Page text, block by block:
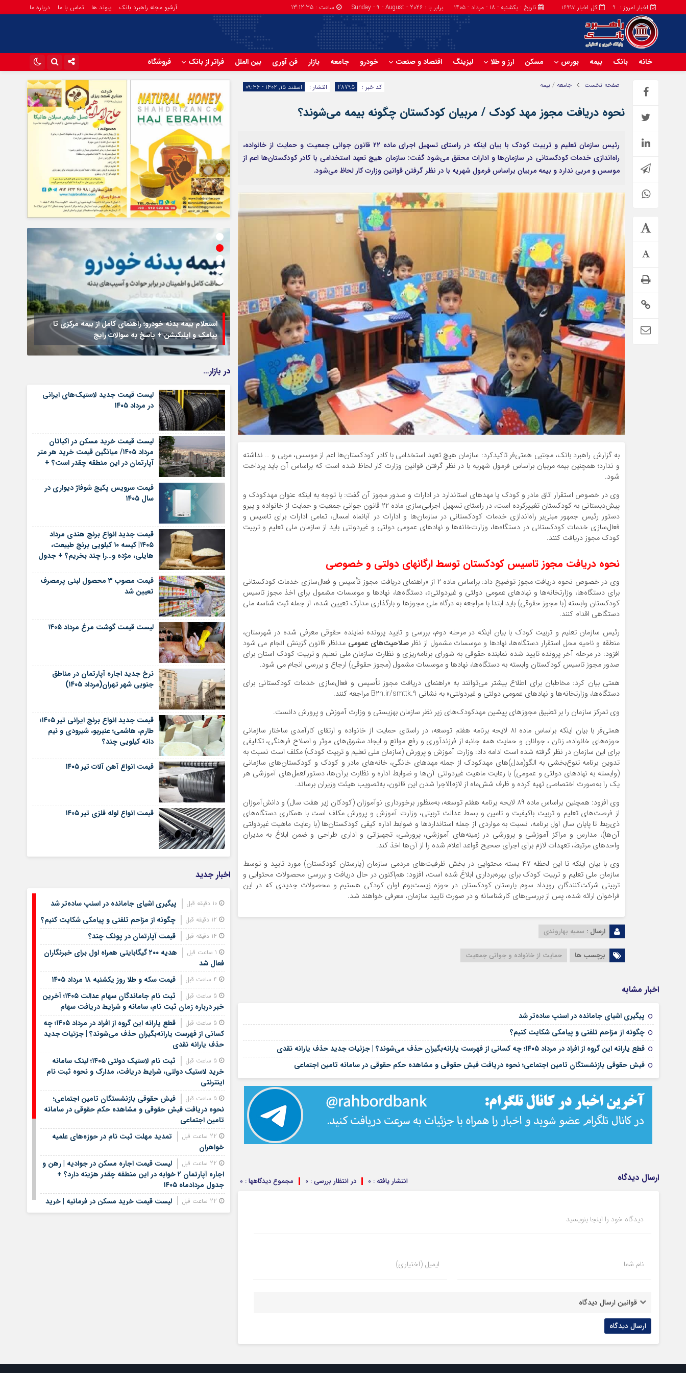
کل اخبار 16997 اخبار امروز : 9 تاریخ : یکشنبه - ۱۸ - مرداد - ۱۴۰۵ برابر با : Sunday - 9 - August - 2026 ساعت : 13:12:36 آرشیو مجله راهبرد بانک پیوند ها تماس با ما درباره ما
خانه بانک بیمه بورس مسکن ارز و طلا لیزینگ اقتصاد و صنعت خودرو جامعه بازار فن آوری بین الملل فراتر از بانک فروشگاه
اینستاگرام
تلگرام
آپارات
صفحه نخست جامعه / بیمه انتشار : اسفند ۱۵, ۱۴۰۲ - ۰۹:۳۶ کد خبر : 28795
نحوه دریافت مجوز مهد کودک / مربیان کودکستان چگونه بیمه می‌شوند؟
رئیس سازمان تعلیم و تربیت کودک با بیان اینکه در راستای تسهیل اجرای ماده ۲۲ قانون جوانی جمعیت و حمایت از خانواده،
راه‌اندازی خدمات کودکستانی در سازمان‌ها و ادارات محقق می‌شود گفت: سازمان هیچ تعهد استخدامی با کادر کودکستان‌ها اعم از
موسس و مربی ندارد و بیمه مربیان براساس فرمول شهریه با در نظر گرفتن قوانین وزارت کار لحاظ می‌شود.
به گزارش راهبرد بانک، مجتبی همتی‌فر تاکیدکرد: سازمان هیچ تعهد استخدامی با کادر کودکستان‌ها اعم از موسس، مربی و … نداشته
و ندارد؛ همچنین بیمه مربیان براساس فرمول شهریه با در نظر گرفتن قوانین وزارت کار لحاظ شده است که براساس آن باید پرداخت
شود.
وی در خصوص استقرار اتاق مادر و کودک یا مهدهای استاندارد در ادارات و صدور مجوز آن گفت: با توجه به اینکه عنوان مهدکودک و
پیش‌دبستانی به کودکستان تغییرکرده است، در راستای تسهیل اجرایی‌سازی ماده ۲۲ قانون جوانی جمعیت و حمایت از خانواده و پیرو
دستور رئیس جمهور مبنی‌بر راه‌اندازی خدمات کودکستانی در سازمان‌ها و ادارات در آبانماه امسال، تمامی ادارات برای تاسیس و
فعال‌سازی خدمات کودکستانی در دستگاه‌ها، وزارت‌خانه‌ها و نهادهای عمومی دولتی و غیردولتی باید از سازمان ملی تعلیم و تربیت
کودک مجوز دریافت کنند.
نحوه دریافت مجوز تاسیس کودکستان توسط ارگانهای دولتی و خصوصی
وی در خصوص نحوه دریافت مجوز توضیح داد: براساس ماده ۲ از «راهنمای دریافت مجوز تأسیس و فعال‌سازی خدمات کودکستانی
برای دستگاه‌ها، وزارتخانه‌ها و نهادهای عمومی دولتی و غیردولتی»، دستگاه‌ها، نهادها و موسسات مشمول برای اخذ مجوز تاسیس
کودکستان وابسته (با مجوز حقوقی) باید ابتدا با مراجعه به درگاه ملی مجوزها و بارگذاری مدارک تعیین شده، از جمله ثبت شناسه ملی
دستگاهی اقدام کنند.
رئیس سازمان تعلیم و تربیت کودک با بیان اینکه در مرحله دوم، بررسی و تایید پرونده نماینده حقوقی معرفی شده در شهرستان،
منطقه و ناحیه محل استقرار دستگاه‌ها، نهادها و موسسات مشمول از نظر صلاحیت‌های عمومی مدنظر قانون گزینش انجام می شود
افزود: در مرحله آخر پرونده تایید شده نماینده حقوقی به شورای برنامه‌ریزی و نظارت سازمان ملی تعلیم و تربیت کودک استان برای
صدور مجوز تاسیس کودکستان وابسته به دستگاه‌ها، نهادها و موسسات مشمول (مجوز حقوقی) ارجاع و بررسی انجام می شود.
همتی بیان کرد: مخاطبان برای اطلاع بیشتر می‌توانند به «راهنمای دریافت مجوز تأسیس و فعال‌سازی خدمات کودکستانی برای
دستگاه‌ها، وزارتخانه‌ها و نهادهای عمومی دولتی و غیردولتی» به نشانی B۲n.ir/smttk.۹ مراجعه کنند.
وی تمرکز سازمان را بر تطبیق مجوزهای پیشین مهدکودک‌های زیر نظر سازمان بهزیستی و وزارت آموزش و پرورش دانست.
همتی‌فر با بیان اینکه براساس ماده ۸۱ لایحه برنامه هفتم توسعه، در راستای حمایت از خانواده و ارتقای کارآمدی ساختار سازمانی
حوزه‌های خانواده، زنان ، جوانان و حمایت همه جانبه از فرزندآوری و رفع موانع و ایجاد مشوق‌های موثر و اصلاح فرهنگی، تکالیفی
برای این سازمان در نظر گرفته شده است ادامه داد: وزارت آموزش و پرورش (سازمان ملی تعلیم و تربیت کودک) مکلف است نسبت به
تدوین برنامه تنوع‌بخشی به الگو(مدل)های مهدکودک از جمله مهدهای خانگی، خانه‌های مادر و کودک و کودکستان‌های سازمانی
(وابسته به نهادهای دولتی و عمومی) با رعایت ماهیت غیردولتی آن‌ها و ضوابط اداره و نظارت برآن‌ها، دستورالعمل‌های آموزشی هر
یک را به‌صورت اختصاصی تهیه کرده و ظرف شش‌ماه از لازم‌الاجرا شدن این قانون، به‌تصویب هیئت وزیران برساند.
وی افزود: همچنین براساس ماده ۸۹ لایحه برنامه هفتم توسعه، به‌منظور برخورداری نوآموزان (کودکان زیر هفت سال) و دانش‌آموزان
از فرصت‌های تعلیم و تربیت باکیفیت و تامین و بسط عدالت تربیتی، وزارت آموزش و پرورش مکلف است با همکاری دستگاه‌های
ذی‌ربط تا پایان سال اول برنامه، نسبت به مواردی از جمله استانداردها و ضوابط اداره کیفی کودکستان‌ها (با رعایت ماهیت غیردولتی
آن‌ها)، مدارس و مراکز آموزشی و پرورشی در زمینه‌های آموزشی، پرورشی، تجهیزاتی و اداری طراحی و ضمن ابلاغ به مدیران
واحدهای مرتبط، تعهدات لازم برای اجرای صحیح قواعد اعلام شده را از آن‌ها اخذ کند.
وی با بیان اینکه تا این لحظه ۴۷ بسته محتوایی در بخش ظرفیت‌های مردمی سازمان (یارستان کودکستان) مورد تایید و توسط
سازمان ملی تعلیم و تربیت کودک برای بهره‌برداری ابلاغ شده است، افزود: هم‌اکنون در حال دریافت و بررسی محصولات محتوایی و
تربیتی شرکت‌کنندگان رویداد سوم یارستان کودکستان در حوزه زیست‌بوم اوان کودکی هستیم و محصولات جدیدی که در این
فراخوان ارائه شده، پس از بررسی‌های کارشناسانه و در صورت تایید سازمان، معرفی خواهند شد.
ارسال : سمیه بهاروندی
برچسب ها حمایت از خانواده و جوانی جمعیت
اخبار مشابه
پیگیری اشیای جامانده در اسنپ ساده‌تر شد
چگونه از مزاحم تلفنی و پیامکی شکایت کنیم؟
قطع یارانه این گروه از افراد در مرداد ۱۴۰۵؛ چه کسانی از فهرست یارانه‌بگیران حذف می‌شوند؟ | جزئیات جدید حذف یارانه نقدی
فیش حقوقی بازنشستگان تامین اجتماعی؛ نحوه دریافت فیش حقوقی و مشاهده حکم حقوقی در سامانه تامین اجتماعی
ارسال دیدگاه مجموع دیدگاهها : 0 در انتظار بررسی : 0 انتشار یافته : 0
دیدگاه خود را اینجا بنویسید
نام شما ایمیل (اختیاری)
قوانین ارسال دیدگاه
تمدید خودکار بیمه سلامت دهک‌های اقتصادی ۱ تا ۵ تهران
وام فوری بی دردسر بدون ضامن قرض الحسنه | شرایط
دریافت تسهیلات سریع و کم‌بهره | جزئیات ثبت درخواست
وام آسان
استعلام بیمه بدنه خودرو؛ راهنمای کامل از بیمه مرکزی تا
پیامک و اپلیکیشن + پاسخ به سوالات رایج
در بازار…
لیست قیمت جدید لاستیک‌های ایرانی
در مرداد ۱۴۰۵
لیست قیمت خرید مسکن در اکباتان
مرداد ۱۴۰۵/ میانگین قیمت خرید هر متر
آپارتمان در این منطقه چقدر است؟ +
قیمت سرویس پکیج شوفاژ دیواری در
سال ۱۴۰۵
قیمت جدید انواع برنج هندی مرداد
۱۴۰۵| کیسه ۱۰ کیلویی برنج طبیعت،
هایلی، مژده و…را چند بخریم؟ + جدول
قیمت مصوب ۳ محصول لبنی پرمصرف
تعیین شد
لیست قیمت گوشت مرغ مرداد ۱۴۰۵
نرخ جدید اجاره آپارتمان در مناطق
جنوبی شهر تهران(مرداد ۱۴۰۵)
قیمت جدید انواع برنج ایرانی تیر ۱۴۰۵؛
طارم، هاشمی؛ عنبربو، شیرودی و نیم
دانه کیلویی چند؟
قیمت انواع آهن آلات تیر ۱۴۰۵
قیمت انواع لوله فلزی تیر ۱۴۰۵
اخبار جدید
10 دقیقه قبل پیگیری اشیای جامانده در اسنپ ساده‌تر شد
چگونه از مزاحم تلفنی و پیامکی شکایت کنیم؟
قیمت آپارتمان در پونک چند؟
هدیه ۲۰۰ گیگابایتی همراه اول برای خبرنگاران
فعال شد
قیمت سکه و طلا روز یکشنبه ۱۸ مرداد ۱۴۰۵
5 ساعت قبل
ثبت نام جاماندگان سهام عدالت ۱۴۰۵؛ آخرین
خبر درباره زمان ثبت نام، سامانه و شرایط دریافت سهام
5 ساعت قبل
قطع یارانه این گروه از افراد در مرداد ۱۴۰۵؛ چه
کسانی از فهرست یارانه‌بگیران حذف می‌شوند؟ | جزئیات جدید
حذف یارانه نقدی
5 ساعت قبل
ثبت نام لاستیک دولتی ۱۴۰۵؛ لینک سامانه
خرید لاستیک دولتی، شرایط دریافت، مدارک و نحوه ثبت نام
اینترنتی
5 ساعت قبل
فیش حقوقی بازنشستگان تامین اجتماعی؛
نحوه دریافت فیش حقوقی و مشاهده حکم حقوقی در سامانه
تامین اجتماعی
تمدید مهلت ثبت نام در حوزه‌های علمیه
خواهران
لیست قیمت اجاره مسکن در جوادیه | رهن و
اجاره آپارتمان ۲ خوابه در این منطقه چقدر هزینه دارد؟ +
جدول مردادماه ۱۴۰۵
لیست قیمت خرید مسکن در فرمانیه | خرید
آپارتمان ۳ خوابه در این منطقه چقدر سرمایه نیاز دارد؟ +